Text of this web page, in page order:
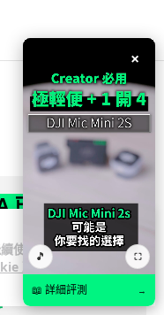
使用
政
已近物理極限
爾定律瓶頸
小時專訪，警告
，傳統製程升級已失經
×
🎵 ⛶
📖 詳細評測 →